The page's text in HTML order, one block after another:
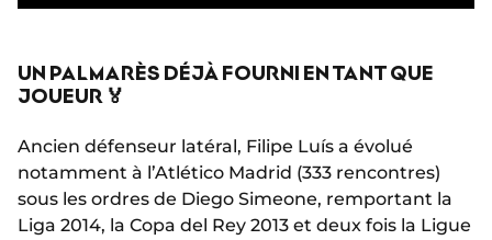
UN PALMARÈS DÉJÀ FOURNI EN TANT QUE
JOUEUR 🏅
Ancien défenseur latéral, Filipe Luís a évolué
notamment à l’Atlético Madrid (333 rencontres)
sous les ordres de Diego Simeone, remportant la
Liga 2014, la Copa del Rey 2013 et deux fois la Ligue